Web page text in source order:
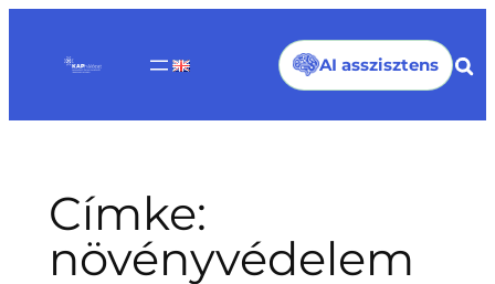
tartalomhoz
AI asszisztens
Címke:
növényvédelem